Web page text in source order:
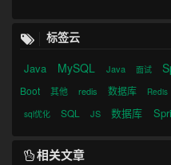
标签云
Java MySQL Java 面试
Boot
其他 redis 数据库 Redis
sql优化 SQL JS 数据库
相关文章